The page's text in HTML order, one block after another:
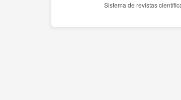
Sistema de revistas